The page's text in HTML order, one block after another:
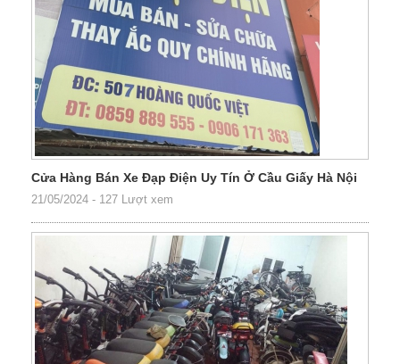
Cửa Hàng Bán Xe Đạp Điện Uy Tín Ở Cầu Giấy Hà Nội
21/05/2024 - 127 Lượt xem